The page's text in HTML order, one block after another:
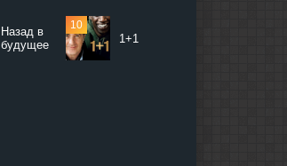
Назад в
будущее
1+1